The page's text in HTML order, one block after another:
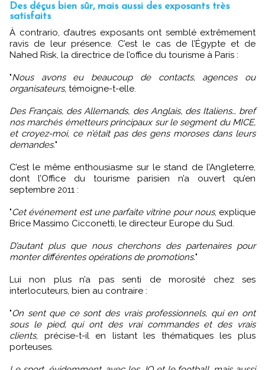
Des déçus bien sûr, mais aussi des exposants très
satisfaits
À contrario, d’autres exposants ont semblé extrêmement
ravis de leur présence. C’est le cas de l’Égypte et de
Nahed Risk, la directrice de l’office du tourisme à Paris :
"Nous avons eu beaucoup de contacts, agences ou
organisateurs, témoigne-t-elle.
Des Français, des Allemands, des Anglais, des Italiens… bref
nos marchés émetteurs principaux sur le segment du MICE,
et croyez-moi, ce n’était pas des gens moroses dans leurs
demandes."
C’est le même enthousiasme sur le stand de l’Angleterre,
dont l’Office du tourisme parisien n’a ouvert qu’en
septembre 2011 :
"Cet événement est une parfaite vitrine pour nous, explique
Brice Massimo Cicconetti, le directeur Europe du Sud.
D’autant plus que nous cherchons des partenaires pour
monter différentes opérations de promotions."
Lui non plus n’a pas senti de morosité chez ses
interlocuteurs, bien au contraire :
"On sent que ce sont des vrais professionnels, qui en ont
sous le pied, qui ont des vrai commandes et des vrais
clients, précise-t-il en listant les thématiques les plus
porteuses.